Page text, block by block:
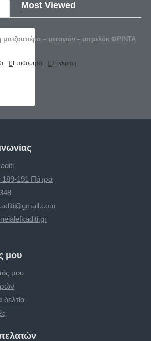
Most Viewed
μπιζουτιέρα – μεταγιόν – μπρελόκ ΦΡΙΝΤΑ
Επιθυμητό Σύγκριση
189-191 Πάτρα
μου
μου
δελτία